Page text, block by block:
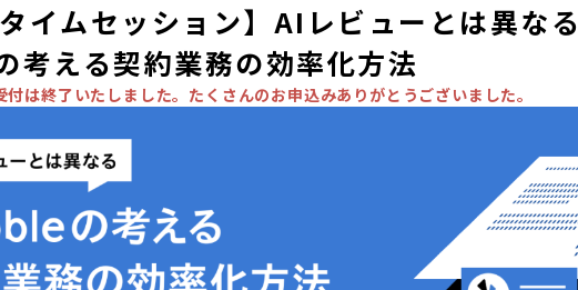
タイムセッション】AIレビューとは異なる
える契約業務の効率化方法
は終了いたしました。たくさんのお申込みありがとうございました。